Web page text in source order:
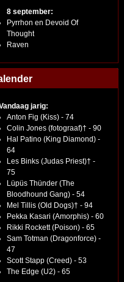
8 september:
Pyrrhon en Devoid Of
Thought
Raven
jarig:
Anton Fig (Kiss) - 74
Colin Jones (fotograaf)† - 90
Hal Patino (King Diamond) -
64
Les Binks (Judas Priest)† -
75
Lüpüs Thünder (The
Bloodhound Gang) - 54
Mel Tillis (Old Dogs)† - 94
Pekka Kasari (Amorphis) - 60
Rikki Rockett (Poison) - 65
Sam Totman (Dragonforce) -
47
Scott Stapp (Creed) - 53
The Edge (U2) - 65